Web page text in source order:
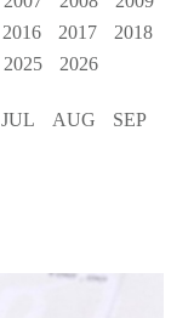
2016 2017
2018
2025 2026
JUL AUG
SEP